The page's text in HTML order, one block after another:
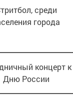
среди
города
концерт к
Дню России